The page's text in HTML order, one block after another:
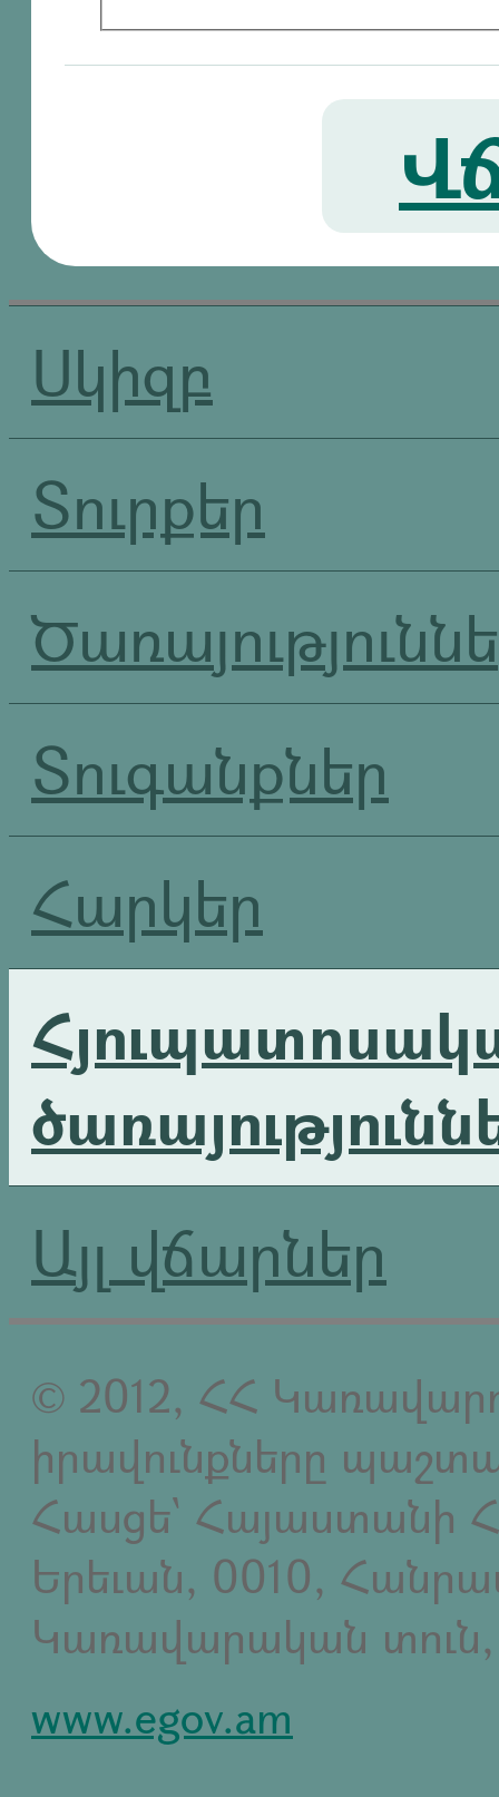
Սկիզբ
Տուրքեր
Տուգանքներ
Հարկեր
Այլ վճարներ
© 2012, ՀՀ
իրավունքները
Հասցե` Հայաստանի
Երեւան, 0010,
Կառավարական տուն,
www.egov.am